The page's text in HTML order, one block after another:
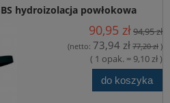
hydroizolacja powłokowa
90,95 zł94,95 zł
(netto: 73,94 zł 77,20 zł )
( 1 opak. = 9,10 zł )
do koszyka